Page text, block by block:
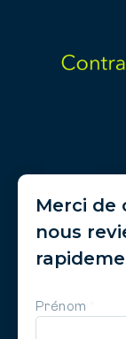
Merci de
nous
Prénom